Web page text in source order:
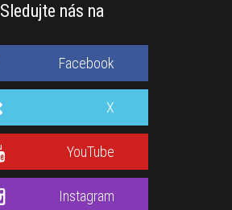
Sledujte nás na
Facebook
X
YouTube
Instagram